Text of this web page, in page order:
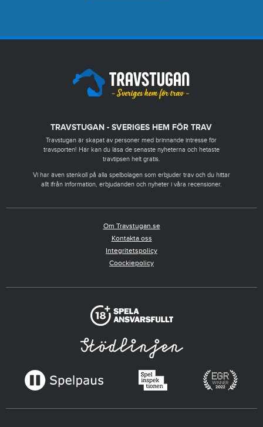
TRAVSTUGAN - SVERIGES HEM FÖR TRAV
Travstugan är skapat av personer med brinnande intresse för
travsporten! Här kan du läsa de senaste nyheterna och hetaste
travtipsen helt gratis.
Vi har även stenkoll på alla spelbolagen som erbjuder trav och du hittar
allt ifrån information, erbjudanden och nyheter i våra recensioner.
Om Travstugan.se
Kontakta oss
Integritetspolicy
Coockiepolicy